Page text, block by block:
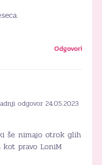
Odgovori
odgovor 24.05.2023
še nimajo otrok glih
pravo LoniM